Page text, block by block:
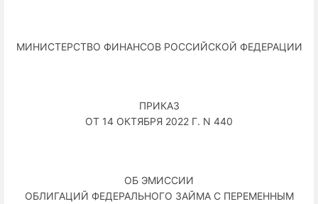
МИНИСТЕРСТВО ФИНАНСОВ РОССИЙСКОЙ ФЕДЕРАЦИИ
ПРИКАЗ
ОТ 14 ОКТЯБРЯ 2022 Г. N 440
ОБ ЭМИССИИ
ОБЛИГАЦИЙ ФЕДЕРАЛЬНОГО ЗАЙМА С ПЕРЕМЕННЫМ